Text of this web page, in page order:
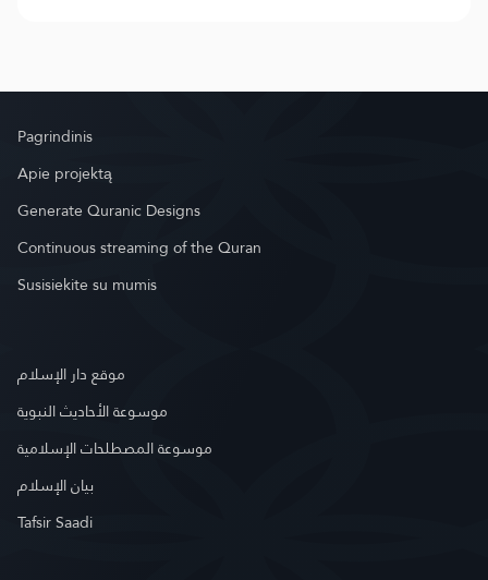
Pagrindinis
Apie projektą
Generate Quranic Designs
Continuous streaming of the Quran
Susisiekite su mumis
موقع دار الإسلام
موسوعة الأحاديث النبوية
موسوعة المصطلحات الإسلامية
بيان الإسلام
Tafsir Saadi